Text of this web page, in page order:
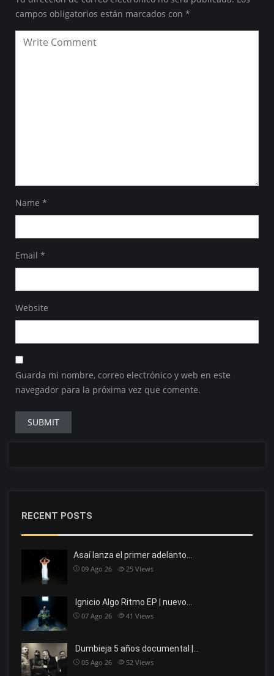
campos obligatorios están marcados con *
Name *
Email *
Website
Guarda mi nombre, correo electrónico y web en este
navegador para la próxima vez que comente.
RECENT POSTS
Asaí lanza el primer adelanto…
09 Ago 26 25 Views
Ignicio Algo Ritmo EP | nuevo…
07 Ago 26 41 Views
Dumbieja 5 años documental |…
05 Ago 26 52 Views